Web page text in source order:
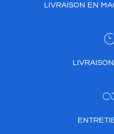
LIVRAISON EN